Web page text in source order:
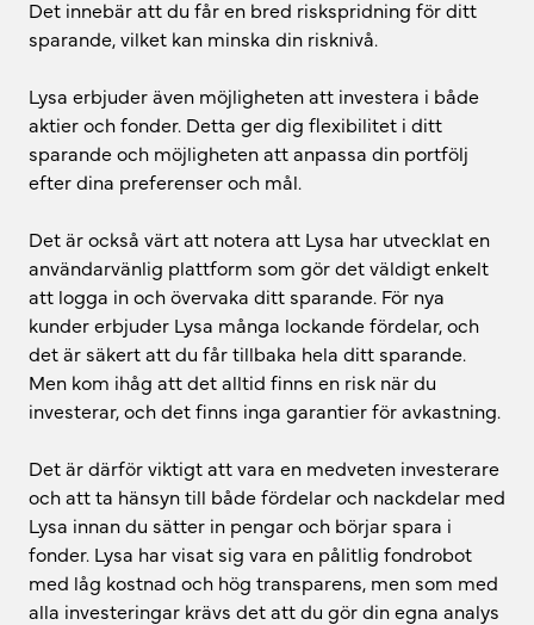
Det innebär att du får en bred riskspridning för ditt
sparande, vilket kan minska din risknivå.
Lysa erbjuder även möjligheten att investera i både
aktier och fonder. Detta ger dig flexibilitet i ditt
sparande och möjligheten att anpassa din portfölj
efter dina preferenser och mål.
Det är också värt att notera att Lysa har utvecklat en
användarvänlig plattform som gör det väldigt enkelt
att logga in och övervaka ditt sparande. För nya
kunder erbjuder Lysa många lockande fördelar, och
det är säkert att du får tillbaka hela ditt sparande.
Men kom ihåg att det alltid finns en risk när du
investerar, och det finns inga garantier för avkastning.
Det är därför viktigt att vara en medveten investerare
och att ta hänsyn till både fördelar och nackdelar med
Lysa innan du sätter in pengar och börjar spara i
fonder. Lysa har visat sig vara en pålitlig fondrobot
med låg kostnad och hög transparens, men som med
alla investeringar krävs det att du gör din egna analys